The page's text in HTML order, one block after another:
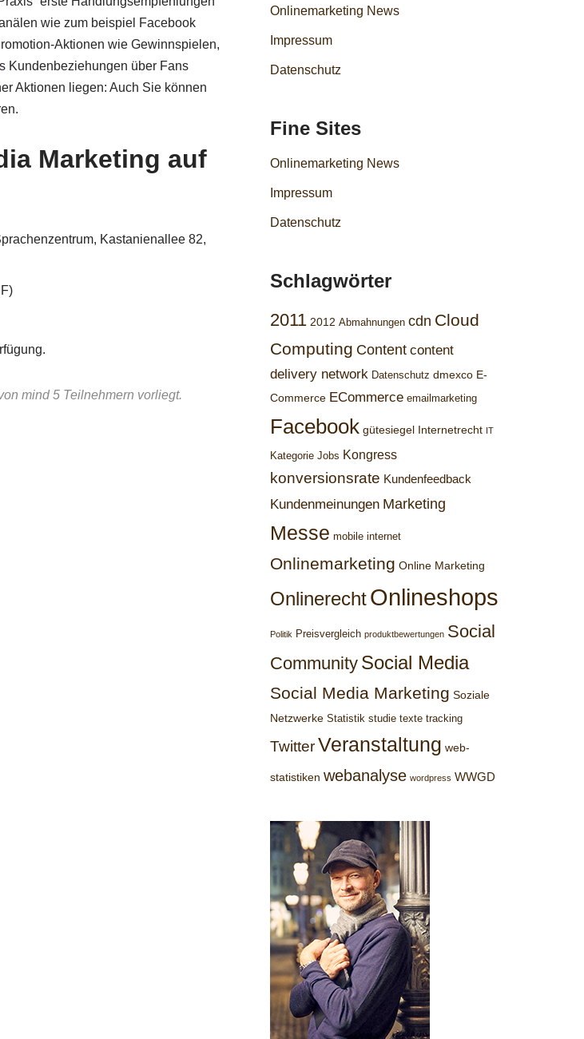
wie zum beispiel Facebook
Aktionen wie Gewinnspielen,
s Kundenbeziehungen über Fans
Aktionen liegen: Auch Sie können
Marketing auf
Kastanienallee 82,
mind 5 Teilnehmern vorliegt.
Onlinemarketing News
Impressum
Datenschutz
Fine Sites
Onlinemarketing News
Impressum
Datenschutz
Schlagwörter
2011 2012 Abmahnungen cdn Cloud
Computing Content content
delivery network Datenschutz dmexco E-
Commerce ECommerce emailmarketing
Facebook gütesiegel Internetrecht IT
Kategorie Jobs Kongress
konversionsrate Kundenfeedback
Kundenmeinungen Marketing
Messe mobile internet
Onlinemarketing Online Marketing
OnlinerechtOnlineshops
Politik Preisvergleich produktbewertungen Social
Community Social Media
Social Media Marketing Soziale
Netzwerke Statistik studie texte tracking
TwitterVeranstaltung web-
statistiken webanalyse wordpress WWGD